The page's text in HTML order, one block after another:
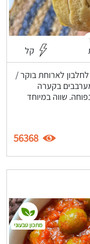
קל
לארוחת בוקר /
בקערה
שווה במיוחד
56368
מתכון טבעוני